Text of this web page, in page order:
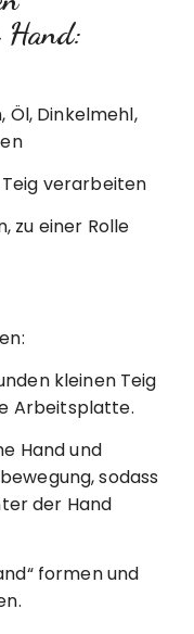
Öl, Dinkelmehl,
verarbeiten
zu einer Rolle
kleinen Teig
Arbeitsplatte.
Hand und
sodass
der Hand
formen und